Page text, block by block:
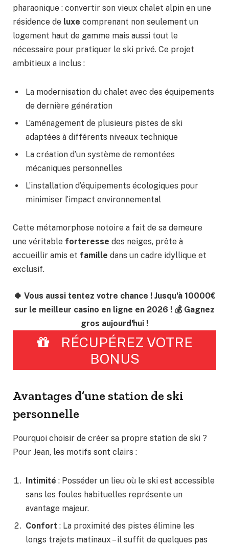
pharaonique : convertir son vieux chalet alpin en une
résidence de luxe comprenant non seulement un
logement haut de gamme mais aussi tout le
nécessaire pour pratiquer le ski privé. Ce projet
ambitieux a inclus :
La modernisation du chalet avec des équipements
de dernière génération
L’aménagement de plusieurs pistes de ski
adaptées à différents niveaux technique
La création d’un système de remontées
mécaniques personnelles
L’installation d’équipements écologiques pour
minimiser l’impact environnemental
Cette métamorphose notoire a fait de sa demeure
une véritable forteresse des neiges, prête à
accueillir amis et famille dans un cadre idyllique et
exclusif.
🍀 Vous aussi tentez votre chance ! Jusqu'à 10000€
sur le meilleur casino en ligne en 2026 ! 💰 Gagnez
gros aujourd'hui !
RÉCUPÉREZ VOTRE
BONUS
Avantages d’une station de ski
personnelle
Pourquoi choisir de créer sa propre station de ski ?
Pour Jean, les motifs sont clairs :
Intimité : Posséder un lieu où le ski est accessible
sans les foules habituelles représente un
avantage majeur.
Confort : La proximité des pistes élimine les
longs trajets matinaux – il suffit de quelques pas